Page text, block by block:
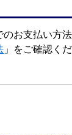
お支払い方
」をご確認くだ